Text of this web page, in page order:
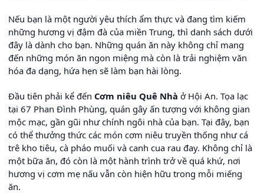
Nếu bạn là một người yêu thích ẩm thực và đang tìm kiếm
những hương vị đậm đà của miền Trung, thì danh sách dưới
đây là dành cho bạn. Những quán ăn này không chỉ mang
đến những món ăn ngon miệng mà còn là trải nghiệm văn
hóa đa dạng, hứa hẹn sẽ làm bạn hài lòng.
Đầu tiên phải kể đến Cơm niêu Quê Nhà ở Hội An. Tọa lạc
tại 67 Phan Đình Phùng, quán gây ấn tượng với không gian
mộc mạc, gần gũi như chính ngôi nhà của bạn. Tại đây, bạn
có thể thưởng thức các món cơm niêu truyền thống như cá
trê kho tiêu, cà pháo muối và canh cua rau đay. Không chỉ là
một bữa ăn, đó còn là một hành trình trở về quá khứ, nơi
hương vị cơm mẹ nấu vẫn còn hiện hữu trong mỗi miếng
ăn.